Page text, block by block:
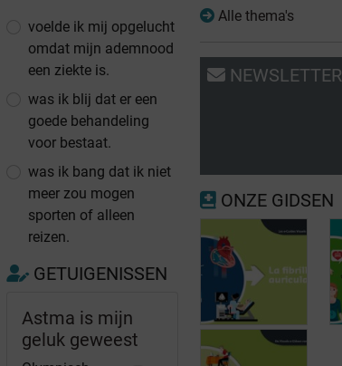
voelde ik mij opgelucht
omdat mijn ademnood
een ziekte is.
was ik blij dat er een
goede behandeling
voor bestaat.
was ik bang dat ik niet
meer zou mogen
sporten of alleen
reizen.
GETUIGENISSEN
Astma is mijn
geluk geweest
Alle thema's
NEWSLETTER
ONZE GIDSEN